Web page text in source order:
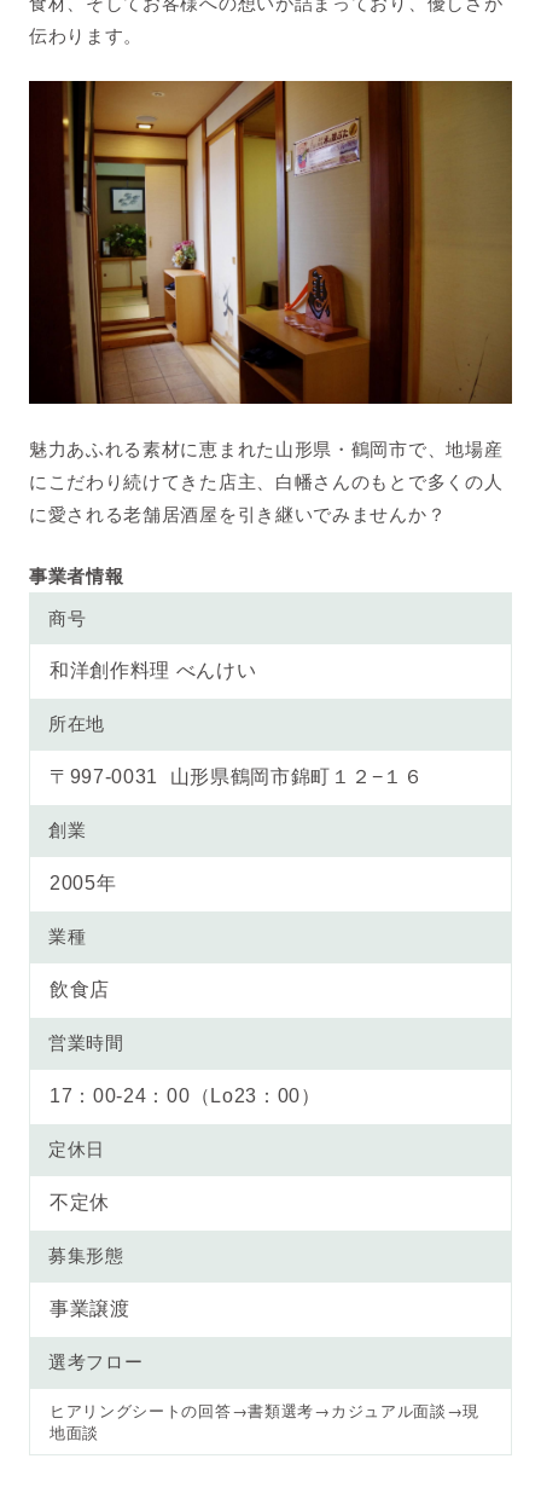
伝わります。
魅力あふれる素材に恵まれた山形県・鶴岡市で、地場産
にこだわり続けてきた店主、白幡さんのもとで多くの人
に愛される老舗居酒屋を引き継いでみませんか？
事業者情報
商号
和洋創作料理 べんけい
所在地
〒997-0031 山形県鶴岡市錦町１２−１６
創業
2005年
業種
飲食店
営業時間
17：00-24：00（Lo23：00）
定休日
不定休
募集形態
事業譲渡
選考フロー
ヒアリングシートの回答→書類選考→ カジュアル面談 →現
地面談